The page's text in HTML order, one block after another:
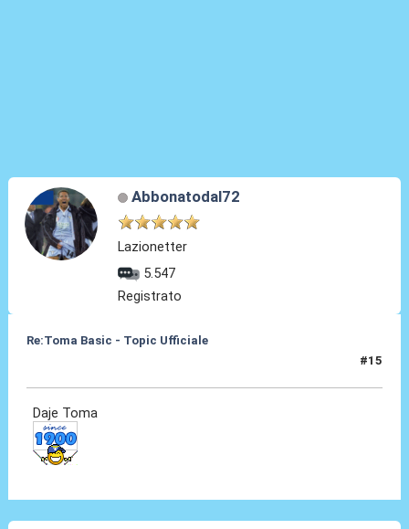
Abbonatodal72
Lazionetter
5.547
Registrato
Re:Toma Basic - Topic Ufficiale
#15
Daje Toma